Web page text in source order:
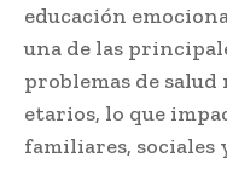
educación
una de las
problemas de
etarios, lo que
familiares, sociales